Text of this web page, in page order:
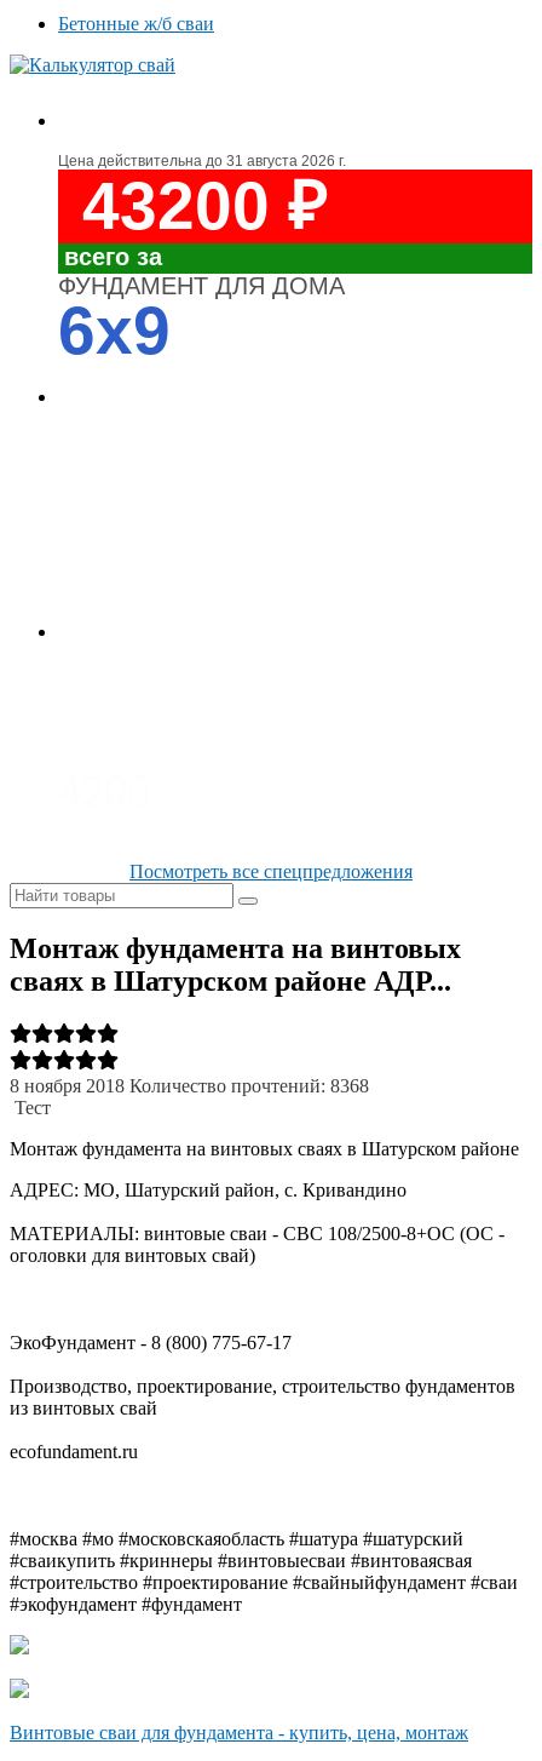
Бетонные ж/б сваи
Цена действительна до 31 августа 2026 г.
43200 ₽
всего за
ФУНДАМЕНТ ДЛЯ ДОМА
6x9
Посмотреть все спецпредложения
Монтаж фундамента на винтовых
сваях в Шатурском районе АДР...
8 ноября 2018 Количество прочтений: 8368
Тест
Монтаж фундамента на винтовых сваях в Шатурском районе
АДРЕС: МО, Шатурский район, с. Кривандино
МАТЕРИАЛЫ: винтовые сваи - СВС 108/2500-8+ОС (ОС -
оголовки для винтовых свай)
ЭкоФундамент - 8 (800) 775-67-17
Производство, проектирование, строительство фундаментов
из винтовых свай
ecofundament.ru
#москва #мо #московскаяобласть #шатура #шатурский
#сваикупить #криннеры #винтовыесваи #винтоваясвая
#строительство #проектирование #свайныйфундамент #сваи
#экофундамент #фундамент
Винтовые сваи для фундамента - купить, цена, монтаж